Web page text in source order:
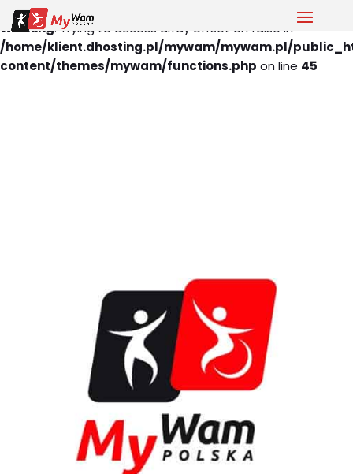
Warning: Trying to access array offset on false in
/home/klient.dhosting.pl/mywam/mywam.pl/
content/themes/mywam/functions.php on line 45